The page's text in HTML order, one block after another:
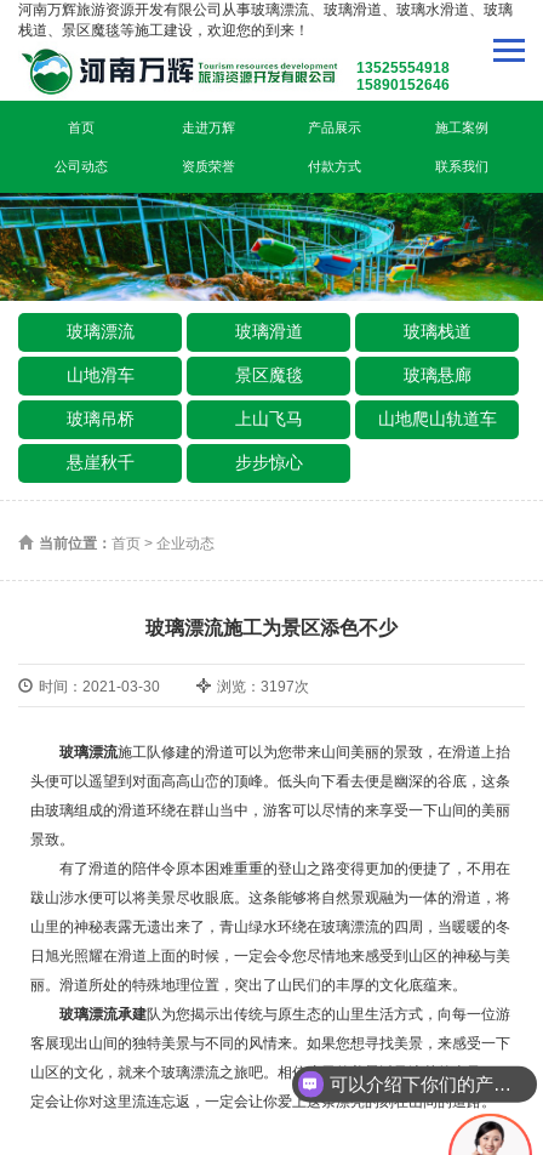
河南万辉旅游资源开发有限公司从事玻璃漂流、玻璃滑道、玻璃水滑道、玻璃
栈道、景区魔毯等施工建设，欢迎您的到来！
13525554918
15890152646
首页 走进万辉 产品展示 施工案例
公司动态 资质荣誉 付款方式 联系我们
玻璃漂流 玻璃滑道 玻璃栈道
山地滑车 景区魔毯 玻璃悬廊
玻璃吊桥 上山飞马 山地爬山轨道车
悬崖秋千 步步惊心
当前位置： 首页 > 企业动态
玻璃漂流施工为景区添色不少
时间：2021-03-30 浏览：3197次
玻璃漂流施工队修建的滑道可以为您带来山间美丽的景致，在滑道上抬
头便可以遥望到对面高高山峦的顶峰。低头向下看去便是幽深的谷底，这条
由玻璃组成的滑道环绕在群山当中，游客可以尽情的来享受一下山间的美丽
景致。
有了滑道的陪伴令原本困难重重的登山之路变得更加的便捷了，不用在
跋山涉水便可以将美景尽收眼底。这条能够将自然景观融为一体的滑道，将
山里的神秘表露无遗出来了，青山绿水环绕在玻璃漂流的四周，当暖暖的冬
日旭光照耀在滑道上面的时候，一定会令您尽情地来感受到山区的神秘与美
丽。滑道所处的特殊地理位置，突出了山民们的丰厚的文化底蕴来。
玻璃漂流承建队为您揭示出传统与原生态的山里生活方式，向每一位游
客展现出山间的独特美景与不同的风情来。如果您想寻找美景，来感受一下
山区的文化，就来个玻璃漂流之旅吧。相信这里的美景以及淳朴的山风，一
定会让你对这里流连忘返，一定会让你爱上这条漂亮的刻在山间的道路。
可以介绍下你们的产品么